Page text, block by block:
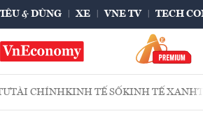
& DÙNG XE VNE TV TECH
TÀI CHÍNHKINH TẾ SỐKINH TẾ XANH